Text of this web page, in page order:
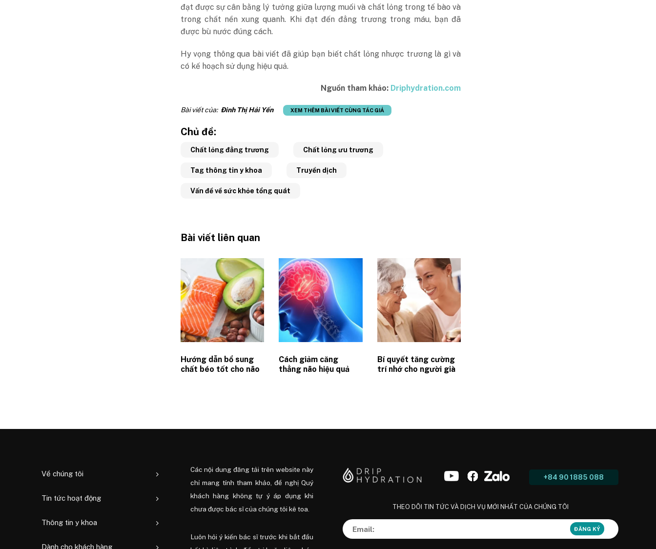
đạt được sự cân bằng lý tưởng giữa lượng muối và chất lỏng trong tế bào và
trong chất nền xung quanh. Khi đạt đến đẳng trương trong máu, bạn đã
được bù nước đúng cách.
Hy vọng thông qua bài viết đã giúp bạn biết chất lỏng nhược trương là gì và
có kế hoạch sử dụng hiệu quả.
Nguồn tham khảo: Driphydration.com
Bài viết của: Đinh Thị Hải Yến XEM THÊM BÀI VIẾT CÙNG TÁC GIẢ
Chủ đề:
Chất lỏng đẳng trương Chất lỏng ưu trương
Tag thông tin y khoa Truyền dịch
Vấn đề về sức khỏe tổng quát
Bài viết liên quan
Hướng dẫn bổ sung
chất béo tốt cho não
Cách giảm căng
thẳng não hiệu quả
Bí quyết tăng cường
trí nhớ cho người già
Về chúng tôi
Tin tức hoạt động
Thông tin y khoa
Dành cho khách hàng
Các nội dung đăng tải trên website này
chỉ mang tính tham khảo, đề nghị Quý
khách hàng không tự ý áp dụng khi
chưa được bác sĩ của chúng tôi kê toa.
Luôn hỏi ý kiến ​​bác sĩ trước khi bắt đầu
+84 90 1885 088
THEO DÕI TIN TỨC VÀ DỊCH VỤ MỚI NHẤT CỦA CHÚNG TÔI